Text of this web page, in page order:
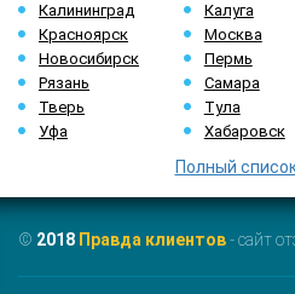
Калининград
Калуга
Красноярск
Москва
Новосибирск
Пермь
Рязань
Самара
Тверь
Тула
Уфа
Хабаровск
Полный
© 2018 Правда клиентов- сайт